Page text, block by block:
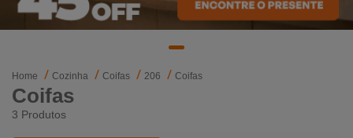
Home Cozinha Coifas 206 Coifas
Coifas
3 Produtos
Mixers
Coifas